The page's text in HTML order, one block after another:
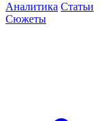
Аналитика Статьи
Сюжеты